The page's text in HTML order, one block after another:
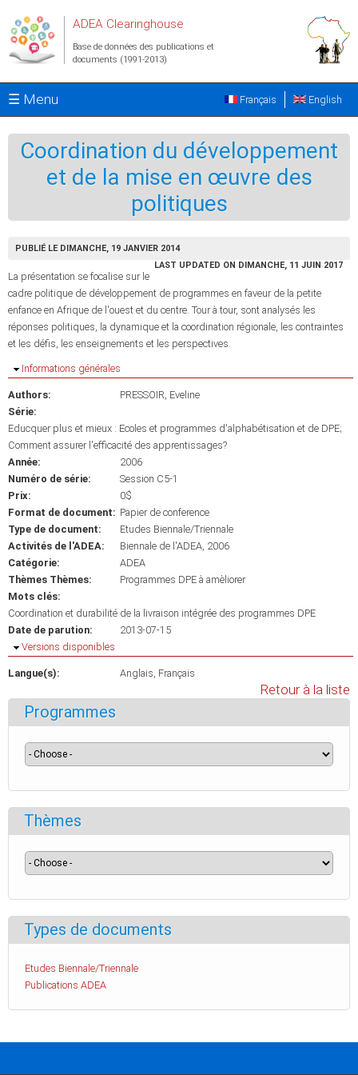
ADEA Clearinghouse
Base de données des publications et
documents (1991-2013)
☰ Menu English
Français
Coordination du développement
et de la mise en œuvre des
politiques
PUBLIÉ LE DIMANCHE, 19 JANVIER 2014
LAST UPDATED ON DIMANCHE, 11 JUIN 2017
La présentation se focalise sur le
cadre politique de développement de programmes en faveur de la petite
enfance en Afrique de l'ouest et du centre. Tour à tour, sont analysés les
réponses politiques, la dynamique et la coordination régionale, les contraintes
et les défis, les enseignements et les perspectives.
Masquer
Informations générales
Authors:
PRESSOIR, Eveline
Série:
Educquer plus et mieux : Ecoles et programmes d'alphabétisation et de DPE;
Comment assurer l'efficacité des apprentissages?
Année:
2006
Numéro de série:
Session C5-1
Prix:
0$
Format de document: Papier de conference
Type de document:
Etudes Biennale/Triennale
Activités de l'ADEA:
Biennale de l'ADEA, 2006
Catégorie:
ADEA
Thèmes Thèmes:
Programmes DPE à amèliorer
Mots clés:
Coordination et durabilité de la livraison intégrée des programmes DPE
Date de parution:
2013-07-15
Masquer
Versions disponibles
Langue(s): Anglais Français
Retour à la liste
Programmes
Thèmes
Types de documents
Etudes Biennale/Triennale
Publications ADEA